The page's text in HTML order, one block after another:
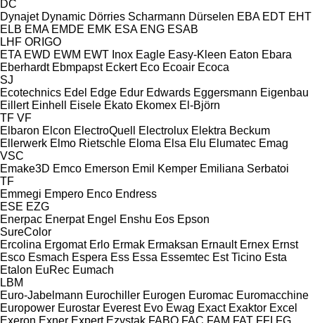
DC
Dynajet Dynamic Dörries Scharmann Dürselen EBA EDT EHT
ELB EMA EMDE EMK ESA ENG ESAB
LHF ORIGO
ETA EWD EWM EWT Inox Eagle Easy-Kleen Eaton Ebara
Eberhardt Ebmpapst Eckert Eco Ecoair Ecoca
SJ
Ecotechnics Edel Edge Edur Edwards Eggersmann Eigenbau
Eillert Einhell Eisele Ekato Ekomex El-Björn
TF VF
Elbaron Elcon ElectroQuell Electrolux Elektra Beckum
Ellerwerk Elmo Rietschle Eloma Elsa Elu Elumatec Emag
VSC
Emake3D Emco Emerson Emil Kemper Emiliana Serbatoi
TF
Emmegi Empero Enco Endress
ESE EZG
Enerpac Enerpat Engel Enshu Eos Epson
SureColor
Ercolina Ergomat Erlo Ermak Ermaksan Ernault Ernex Ernst
Esco Esmach Espera Ess Essa Essemtec Est Ticino Esta
Etalon EuRec Eumach
LBM
Euro-Jabelmann Eurochiller Eurogen Euromac Euromacchine
Europower Eurostar Everest Evo Ewag Exact Exaktor Excel
Exeron Exner Expert Ezystak FABO FAC FAM FAT FFI FG